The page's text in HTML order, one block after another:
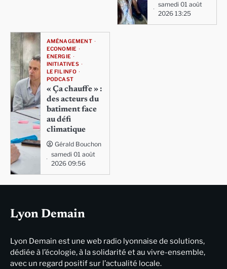
samedi 01 août
2026 13:25
AMÉNAGEMENT
ECONOMIE
ENERGIE
INITIATIVES
LE FIL INFO
PODCAST
« Ça chauffe » :
des acteurs du
batiment face
au défi
climatique
Gérald Bouchon
samedi 01 août
2026 09:56
Lyon Demain
Lyon Demain est une web radio lyonnaise de solutions,
dédiée à l’écologie, à la solidarité et au vivre-ensemble,
avec un regard positif sur l’actualité locale.